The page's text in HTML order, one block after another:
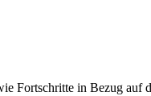
Fortschritte in Bezug auf